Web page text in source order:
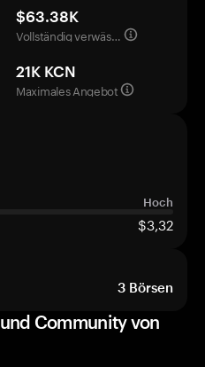
$63.38K
Vollständig verwässerte Bewertung
21K KCN
Maximales Angebot
Hoch
$3,32
3 Börsen
Community von